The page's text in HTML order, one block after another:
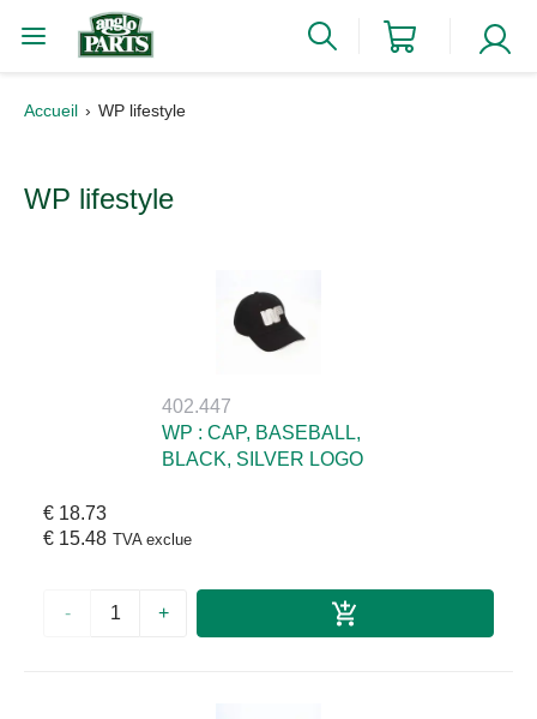
Accueil WP lifestyle
WP lifestyle
402.447
WP : CAP, BASEBALL,
BLACK, SILVER LOGO
€ 18.73
€ 15.48 TVA exclue
- +